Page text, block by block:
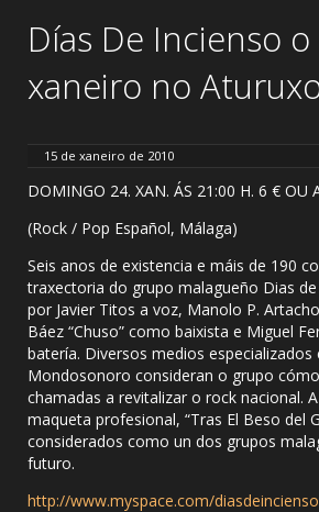
Días De Incienso
xaneiro no
15 de xaneiro de 2010
DOMINGO 24. XAN. ÁS 21:00 H. 6 € OU
(Rock / Pop Español, Málaga)
Seis anos de existencia e máis de 190
traxectoria do grupo malagueño Dias
por Javier Titos a voz, Manolo P.
Báez “Chuso” como baixista e Miguel
batería. Diversos medios especializados
Mondosonoro consideran o grupo
chamadas a revitalizar o rock nacional.
maqueta profesional, “Tras El Beso del
considerados como un dos grupos
futuro.
http://www.myspace.com/diasdeincienso